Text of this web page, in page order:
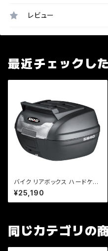
レビュー
最近チェックし
バイク リアボックス ハードケー
ス SHAD SH40 CARGO リア
ボックス 無塗装ブラック
¥25,190
同じカテゴリの